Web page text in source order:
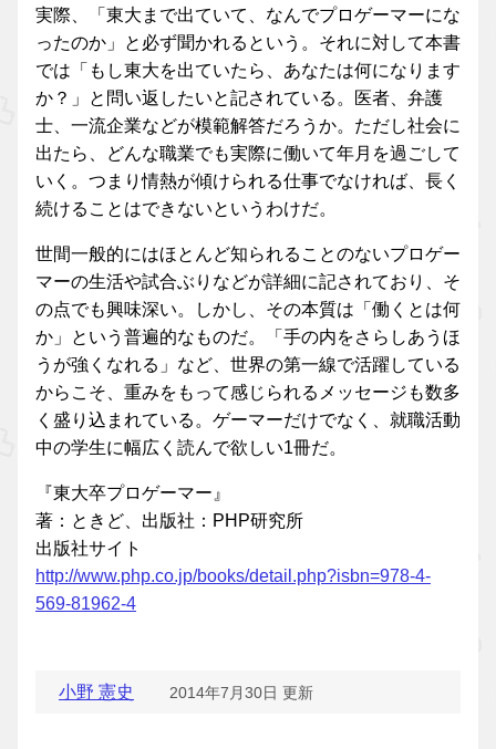
実際、「東大まで出ていて、なんでプロゲーマーにな
ったのか」と必ず聞かれるという。それに対して本書
では「もし東大を出ていたら、あなたは何になります
か？」と問い返したいと記されている。医者、弁護
士、一流企業などが模範解答だろうか。ただし社会に
出たら、どんな職業でも実際に働いて年月を過ごして
いく。つまり情熱が傾けられる仕事でなければ、長く
続けることはできないというわけだ。
世間一般的にはほとんど知られることのないプロゲー
マーの生活や試合ぶりなどが詳細に記されており、そ
の点でも興味深い。しかし、その本質は「働くとは何
か」という普遍的なものだ。「手の内をさらしあうほ
うが強くなれる」など、世界の第一線で活躍している
からこそ、重みをもって感じられるメッセージも数多
く盛り込まれている。ゲーマーだけでなく、就職活動
中の学生に幅広く読んで欲しい1冊だ。
『東大卒プロゲーマー』
著：ときど、出版社：PHP研究所
出版社サイト
http://www.php.co.jp/books/detail.php?isbn=978-4-
569-81962-4
小野 憲史 2014年7月30日 更新